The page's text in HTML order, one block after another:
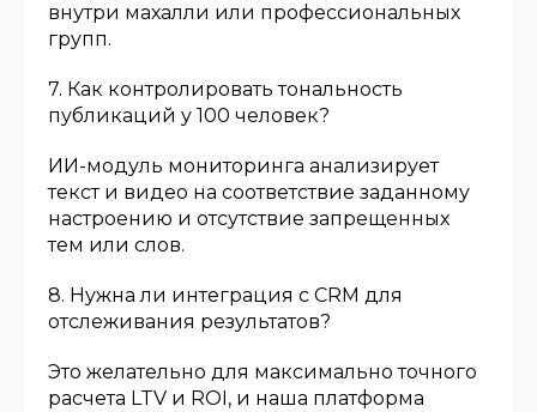
внутри махалли или профессиональных
групп.
7. Как контролировать тональность
публикаций у 100 человек?
ИИ-модуль мониторинга анализирует
текст и видео на соответствие заданному
настроению и отсутствие запрещенных
тем или слов.
8. Нужна ли интеграция с CRM для
отслеживания результатов?
Это желательно для максимально точного
расчета LTV и ROI, и наша платформа